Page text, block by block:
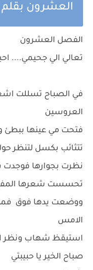
العشرون
الفصل العشرون
تعالي الي جحيمي....
في الصباح تسللت
العروسين
فتحت مي عينها ببطئ
تتثائب بكسل لتنظر
نظرت بجوارها فوجدت
تحسست شعرها
ووضعت يدها فوق
الامس
استيقظ شهاب ونظر
صباح الخير يا حبيبتي